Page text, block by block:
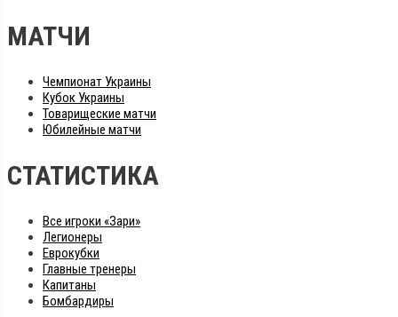
МАТЧИ
Чемпионат Украины
Кубок Украины
Товарищеские матчи
Юбилейные матчи
СТАТИСТИКА
Все игроки «Зари»
Легионеры
Еврокубки
Главные тренеры
Капитаны
Бомбардиры